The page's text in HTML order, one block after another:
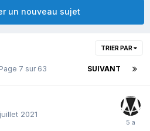
un nouveau sujet
TRIER PAR
SUIVANT
Page 7 sur 63
2021